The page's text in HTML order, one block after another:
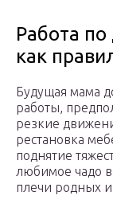
Работа
как
Будущая мама
работы,
резкие
рестановка
поднятие
любимое чадо
плечи родных